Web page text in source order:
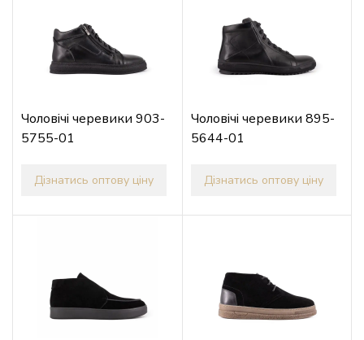
Чоловічі черевики 903-
5755-01
Дізнатись оптову ціну
Чоловічі черевики 895-
5644-01
Дізнатись оптову ціну